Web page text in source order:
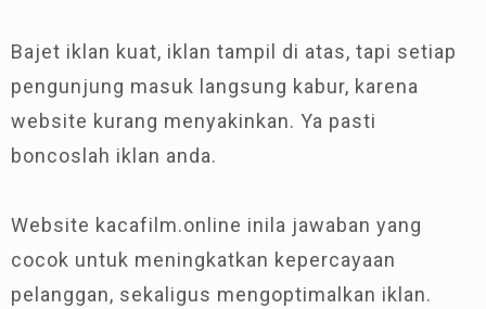
Bajet iklan kuat, iklan tampil di atas, tapi setiap
pengunjung masuk langsung kabur, karena
website kurang menyakinkan. Ya pasti
boncoslah iklan anda.
Website kacafilm.online inila jawaban yang
cocok untuk meningkatkan kepercayaan
pelanggan, sekaligus mengoptimalkan iklan.